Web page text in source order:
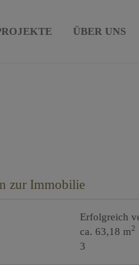
ÜBER UNS
zur Immobilie
Erfolgreich
ca. 63,18 m2
3